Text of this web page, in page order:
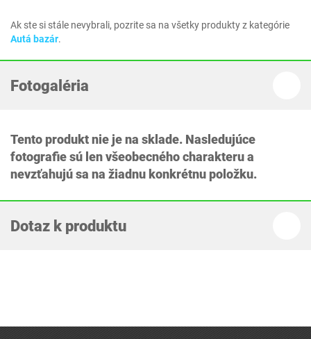
Ak ste si stále nevybrali, pozrite sa na všetky produkty z kategórie
Autá bazár.
Fotogaléria
Tento produkt nie je na sklade. Nasledujúce
fotografie sú len všeobecného charakteru a
nevzťahujú sa na žiadnu konkrétnu položku.
Dotaz k produktu